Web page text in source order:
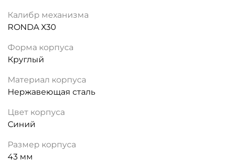
Калибр механизма
RONDA Х30
Форма корпуса
Круглый
Материал корпуса
Нержавеющая сталь
Цвет корпуса
Синий
Размер корпуса
43 мм